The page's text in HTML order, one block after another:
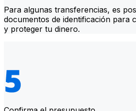
Para algunas transferencias, es
documentos de identificación para
y proteger tu dinero.